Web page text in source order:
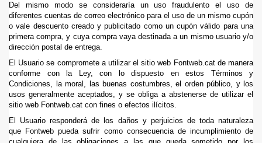
Del mismo modo se consideraría un uso fraudulento el uso de
diferentes cuentas de correo electrónico para el uso de un mismo cupón
o vale descuento creado y publicitado como un cupón válido para una
primera compra, y cuya compra vaya destinada a un mismo usuario y/o
dirección postal de entrega.
El Usuario se compromete a utilizar el sitio web Fontweb.cat de manera
conforme con la Ley, con lo dispuesto en estos Términos y
Condiciones, la moral, las buenas costumbres, el orden público, y los
usos generalmente aceptados, y se obliga a abstenerse de utilizar el
sitio web Fontweb.cat con fines o efectos ilícitos.
El Usuario responderá de los daños y perjuicios de toda naturaleza
que Fontweb pueda sufrir como consecuencia de incumplimiento de